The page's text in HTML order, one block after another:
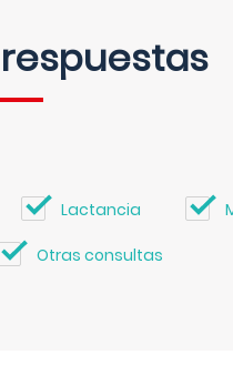
Lactancia
Otras consultas